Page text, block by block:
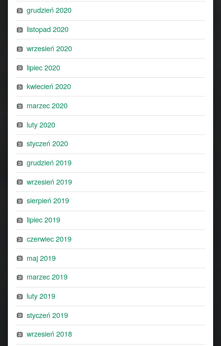
grudzień 2020
listopad 2020
wrzesień 2020
lipiec 2020
kwiecień 2020
marzec 2020
luty 2020
styczeń 2020
grudzień 2019
wrzesień 2019
sierpień 2019
lipiec 2019
czerwiec 2019
maj 2019
marzec 2019
luty 2019
styczeń 2019
wrzesień 2018